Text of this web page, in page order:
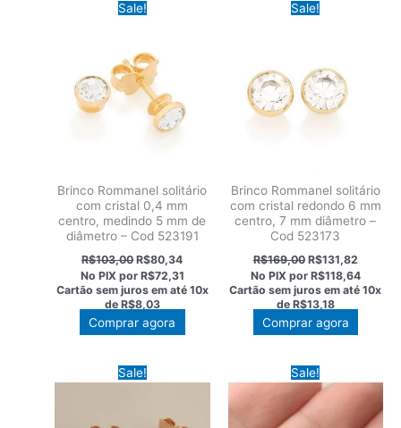
produto
Sale!
Brinco Rommanel solitário
com cristal 0,4 mm
centro, medindo 5 mm de
diâmetro – Cod 523191
R$103,00O
preço
original
era:
R$103,00.
R$80,34
preço
atual
é:
R$80,34.
No PIX por R$72,31
Cartão sem juros em até 10x
deR$8,03
Comprar agora
Sale!
Brinco Rommanel solitário
com cristal redondo 6 mm
centro, 7 mm diâmetro –
Cod 523173
R$169,00 O
preço
original
era:
R$169,00.
R$131,82O
preço
atual
é:
No PIX por R$118,64
Cartão sem juros em até10x
deR$13,18
Comprar agora
Sale! Sale!